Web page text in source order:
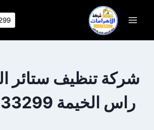
شركة تنظيف ستائر
راس الخيمة 0505833299